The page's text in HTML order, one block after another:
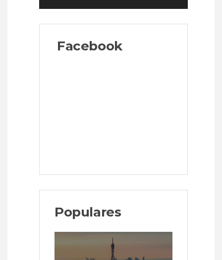
Facebook
Populares